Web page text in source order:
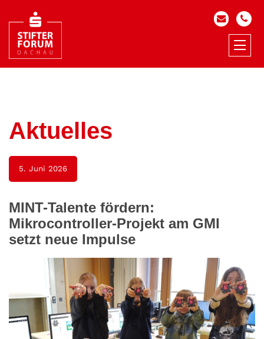
Aktuelles
5. Juni 2026
MINT-Talente fördern:
Mikrocontroller-Projekt am GMI
setzt neue Impulse